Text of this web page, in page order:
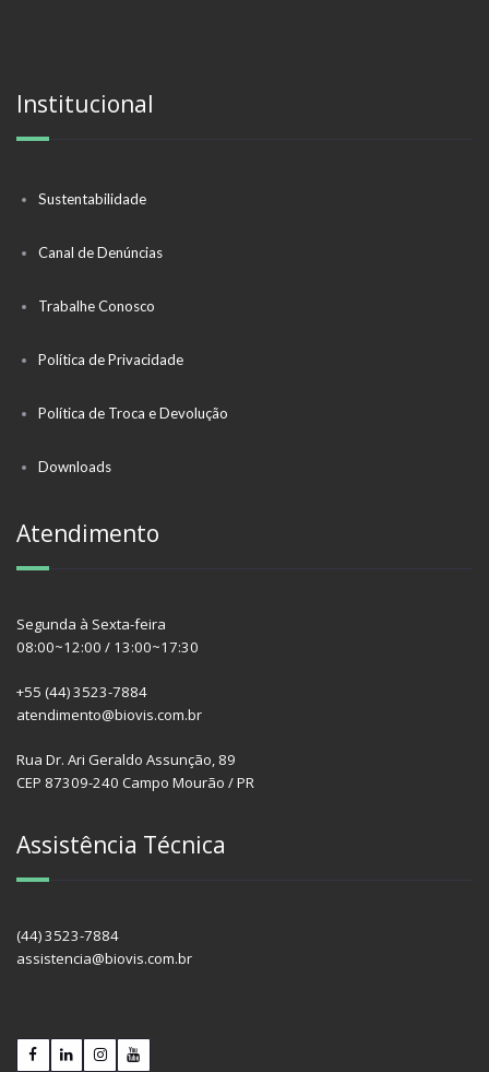
Institucional
Sustentabilidade
Canal de Denúncias
Trabalhe Conosco
Política de Privacidade
Política de Troca e Devolução
Downloads
Atendimento
Segunda à Sexta-feira
08:00~12:00 / 13:00~17:30
+55 (44) 3523-7884
atendimento@biovis.com.br
Rua Dr. Ari Geraldo Assunção, 89
CEP 87309-240 Campo Mourão / PR
Assistência Técnica
(44) 3523-7884
assistencia@biovis.com.br